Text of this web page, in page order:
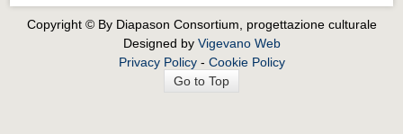
Copyright © By Diapason Consortium, progettazione culturale
Designed by Vigevano Web
Privacy Policy- Cookie Policy
Go to Top